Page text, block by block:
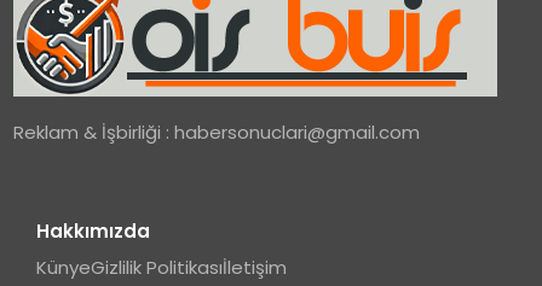
Reklam & İşbirliği :habersonuclari@gmail.com
Hakkımızda
KünyeGizlilik Politikasıİletişim